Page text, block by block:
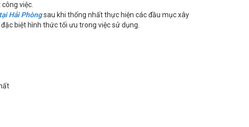
việc.
Hải Phòngsau khi thống nhất thực hiện các đầu mục xây
biệt hình thức tối ưu trong việc sử dụng.